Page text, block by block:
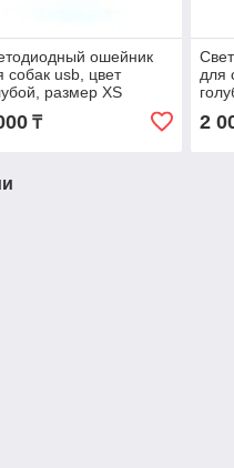
ошейник
собак usb, цвет
размер XS
₸
для
2